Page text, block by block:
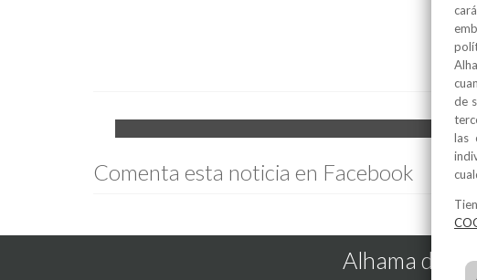
Comenta esta noticia en Facebook
Alhama de
de
las